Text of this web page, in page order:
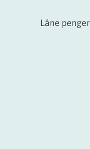
Låne penger